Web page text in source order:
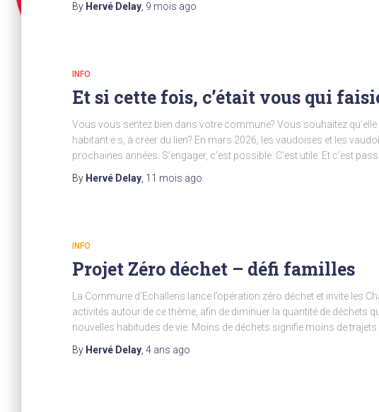
By Hervé Delay 9 mois ago
INFO
Et si cette fois, c’était vous qui
Vous vous sentez bien dans votre commune? Vous souhaitez
habitant·e·s, à créer du lien? En mars 2026, les vaudoises et les
prochaines années. S’engager, c’est possible. C’est utile. Et c’est
By Hervé Delay 11 mois ago
INFO
Projet Zéro déchet – défi familles
La Commune d’Echallens lance l’opération zéro déchet et invite les
activités autour de ce thème, afin de diminuer la quantité de déchets
nouvelles habitudes de vie. Moins de déchets signifie moins de trajets
By Hervé Delay 4 ans ago